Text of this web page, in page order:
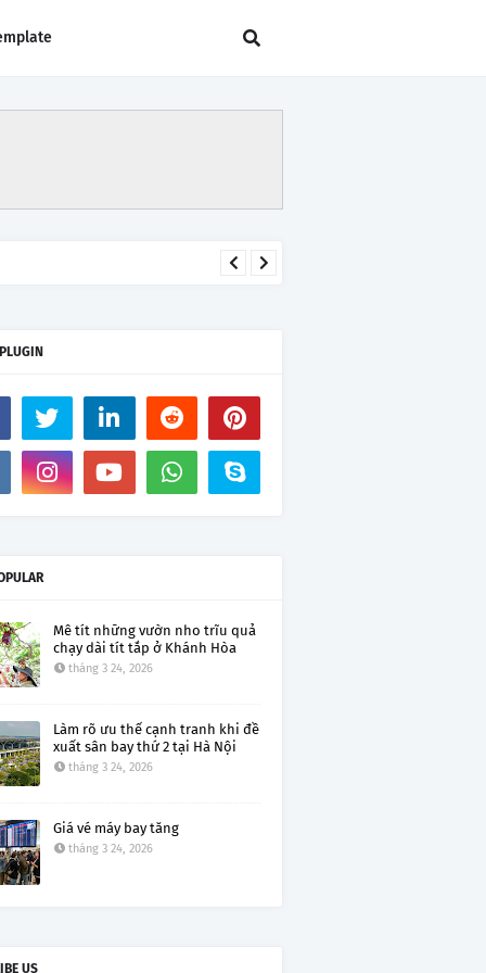
Mê tít những vườn nho trĩu quả
chạy dài tít tắp ở Khánh Hòa
tháng 3 24, 2026
Làm rõ ưu thế cạnh tranh khi đề
xuất sân bay thứ 2 tại Hà Nội
tháng 3 24, 2026
Giá vé máy bay tăng
tháng 3 24, 2026
US